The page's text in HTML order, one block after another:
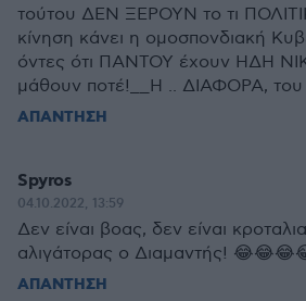
τούτου ΔΕΝ ΞΕΡΟΥΝ το τι
κίνηση κάνει η ομοσπονδιακή
όντες ότι ΠΑΝΤΟΥ έχουν ΗΔΗ
μάθουν ποτέ!__Η .. ΔΙΑΦΟΡΑ, του
ΑΠΑΝΤΗΣΗ
Spyros
04.10.2022, 13:59
Δεν είναι βοας, δεν είναι
αλιγάτορας ο Διαμαντής!
ΑΠΑΝΤΗΣΗ